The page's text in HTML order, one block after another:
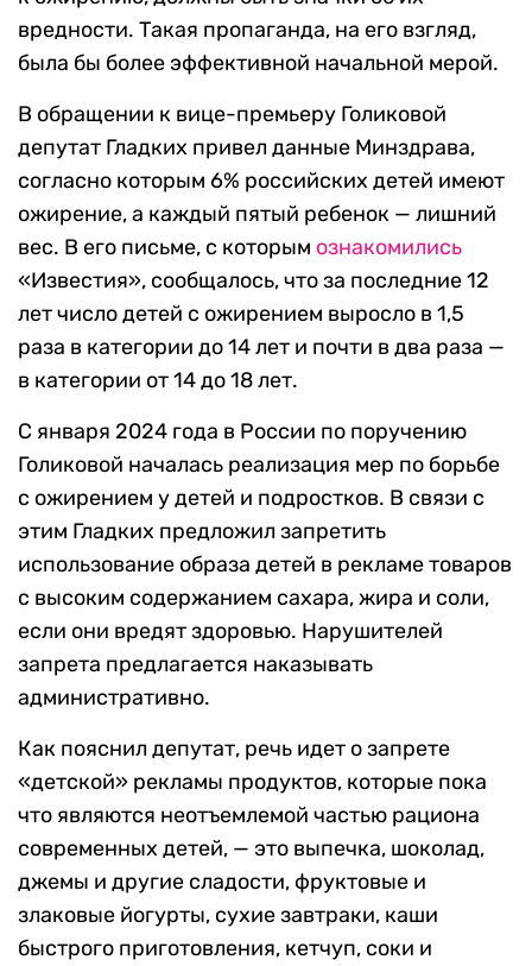
вредности. Такая пропаганда, на его взгляд,
была бы более эффективной начальной мерой.
В обращении к вице-премьеру Голиковой
депутат Гладких привел данные Минздрава,
согласно которым 6% российских детей имеют
ожирение, а каждый пятый ребенок — лишний
вес. В его письме, с которым ознакомились
«Известия», сообщалось, что за последние 12
лет число детей с ожирением выросло в 1,5
раза в категории до 14 лет и почти в два раза —
в категории от 14 до 18 лет.
С января 2024 года в России по поручению
Голиковой началась реализация мер по борьбе
с ожирением у детей и подростков. В связи с
этим Гладких предложил запретить
использование образа детей в рекламе товаров
с высоким содержанием сахара, жира и соли,
если они вредят здоровью. Нарушителей
запрета предлагается наказывать
административно.
Как пояснил депутат, речь идет о запрете
«детской» рекламы продуктов, которые пока
что являются неотъемлемой частью рациона
современных детей, — это выпечка, шоколад,
джемы и другие сладости, фруктовые и
злаковые йогурты, сухие завтраки, каши
быстрого приготовления, кетчуп, соки и